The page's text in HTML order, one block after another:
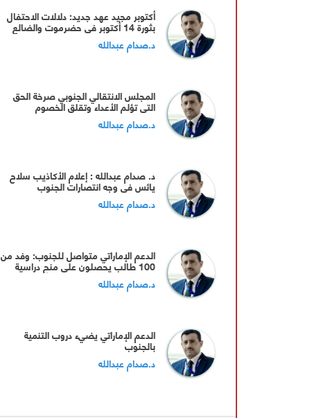
أكتوبر مجيد عهد جديد: دلالات الاحتفال
بثورة 14 أكتوبر في حضرموت والضالع
د.صدام عبدالله
المجلس الانتقالي الجنوبي صرخة الحق
التي تؤلم الأعداء وتقلق الخصوم
د.صدام عبدالله
د. صدام عبدالله : إعلام الأكاذيب سلاح
يائس في وجه انتصارات الجنوب
د.صدام عبدالله
الدعم الإماراتي متواصل للجنوب: وفد من
100 طالب يحصلون على منح دراسية
د.صدام عبدالله
الدعم الإماراتي يضيء دروب التنمية
بالجنوب
د.صدام عبدالله